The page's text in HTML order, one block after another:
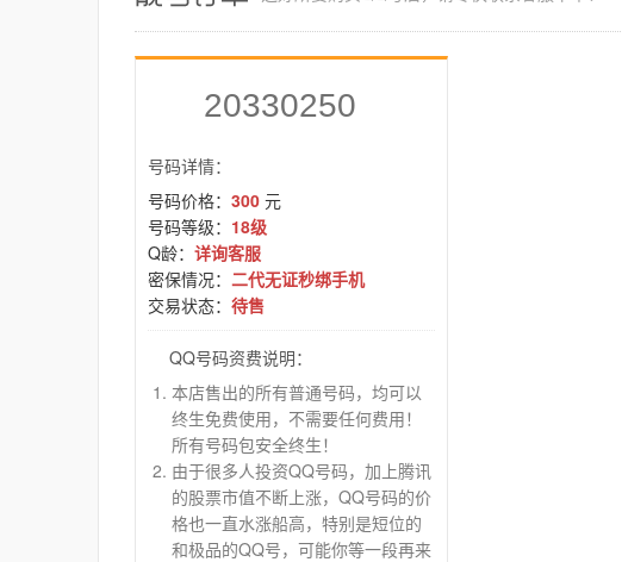
20330250
号码详情：
号码价格： 300 元
号码等级： 18级
Q龄： 详询客服
密保情况： 二代无证秒绑手机
交易状态： 待售
QQ号码资费说明：
本店售出的所有普通号码，均可以
终生免费使用，不需要任何费用！
所有号码包安全终生！
由于很多人投资QQ号码，加上腾讯
的股票市值不断上涨，QQ号码的价
格也一直水涨船高，特别是短位的
和极品的QQ号，可能你等一段再来